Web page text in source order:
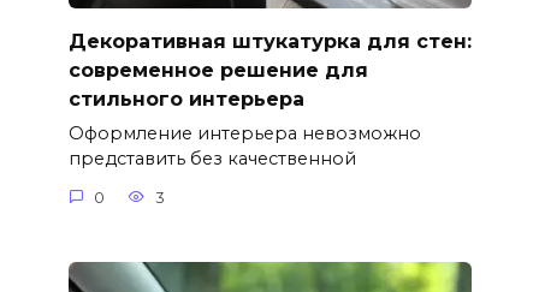
Декоративная штукатурка для стен:
современное решение для
стильного интерьера
Оформление интерьера невозможно
представить без качественной
0 3